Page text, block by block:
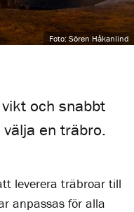
Foto: Sören Håkanlind
och snabbt
en träbro.
leverera träbroar till
anpassas för alla